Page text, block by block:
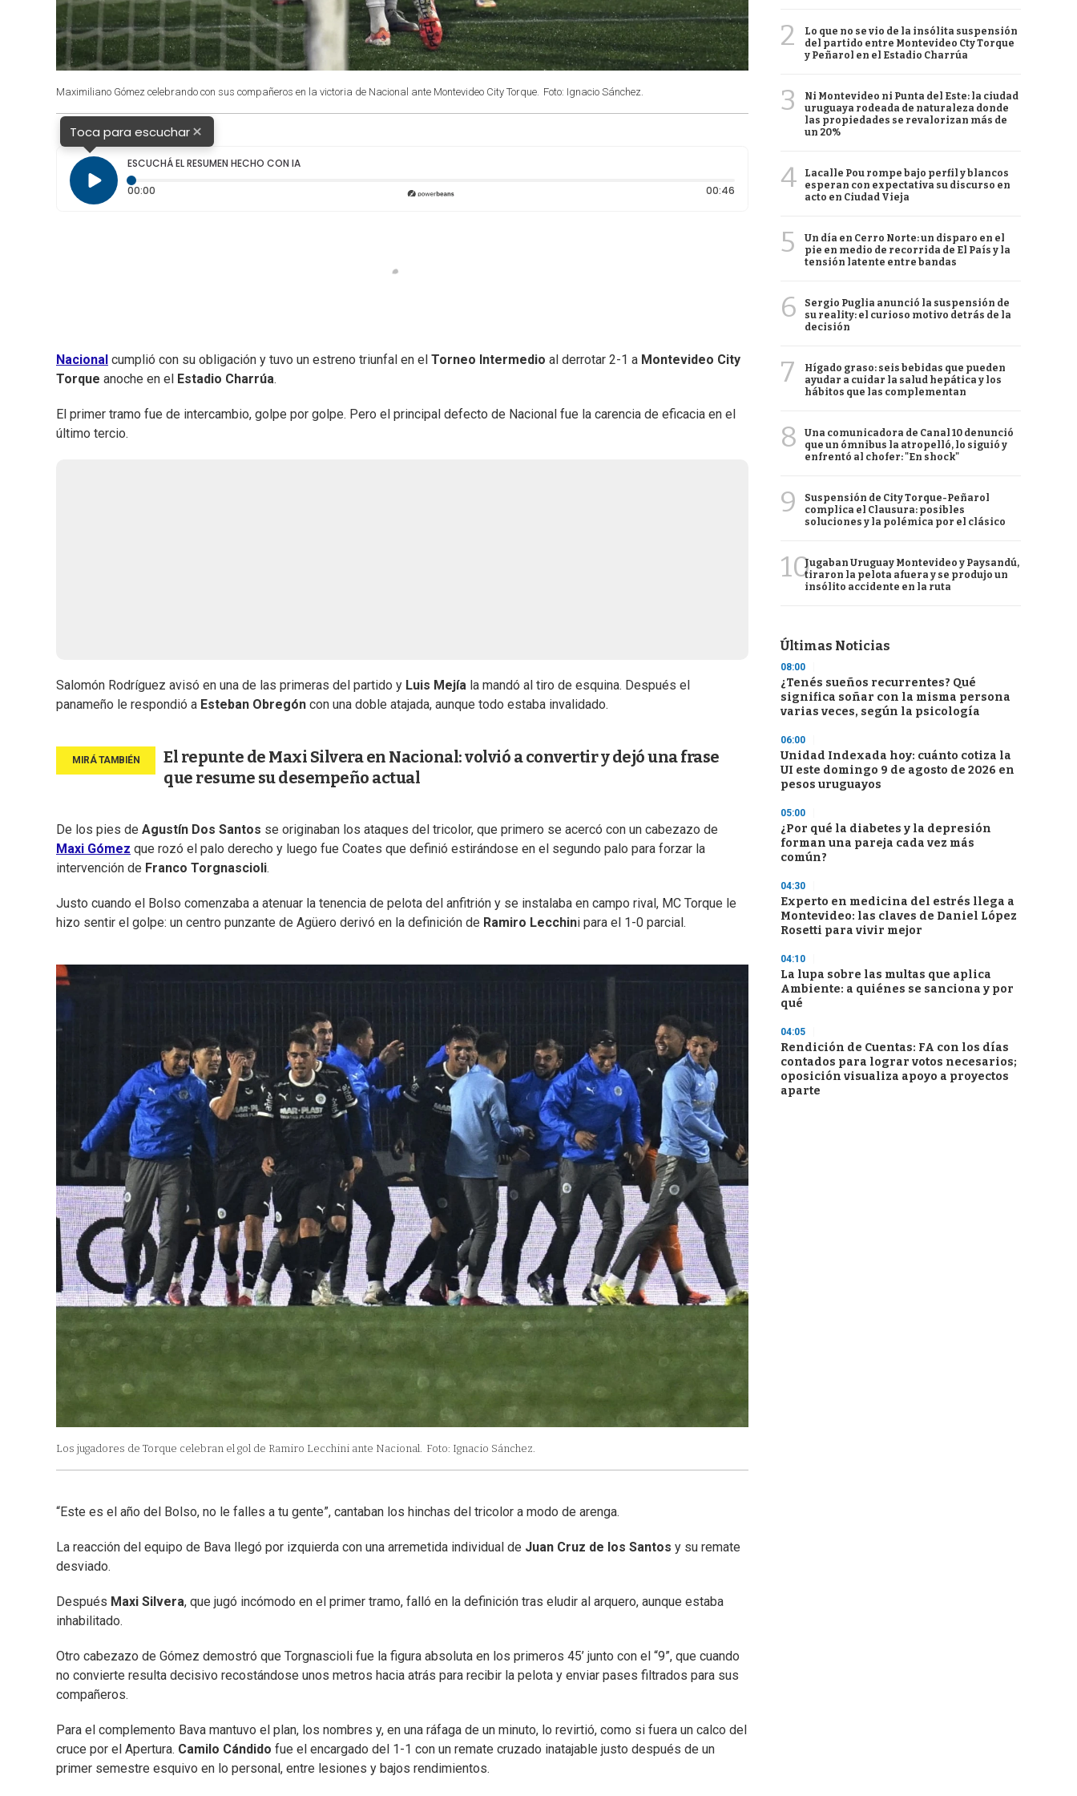
Maximiliano Gómez celebrando con sus compañeros en la victoria de Nacional ante Montevideo City Torque. Foto: Ignacio Sánchez.
Toca para escuchar×
ESCUCHÁ EL RESUMEN HECHO CON IA
00:00
00:46Duración: 46 segundos
Nacional cumplió con su obligación y tuvo un estreno triunfal en el Torneo Intermedio al derrotar 2-1 a Montevideo City
Torque anoche en el Estadio Charrúa.
El primer tramo fue de intercambio, golpe por golpe. Pero el principal defecto de Nacional fue la carencia de eficacia en el
último tercio.
Salomón Rodríguez avisó en una de las primeras del partido y Luis Mejía la mandó al tiro de esquina. Después el
panameño le respondió a Esteban Obregón con una doble atajada, aunque todo estaba invalidado.
El repunte de Maxi Silvera en Nacional: volvió a convertir y dejó una frase
que resume su desempeño actual
De los pies de Agustín Dos Santos se originaban los ataques del tricolor, que primero se acercó con un cabezazo de
Maxi Gómez que rozó el palo derecho y luego fue Coates que definió estirándose en el segundo palo para forzar la
intervención de Franco Torgnascioli.
Justo cuando el Bolso comenzaba a atenuar la tenencia de pelota del anfitrión y se instalaba en campo rival, MC Torque le
hizo sentir el golpe: un centro punzante de Agüero derivó en la definición de Ramiro Lecchini para el 1-0 parcial.
Los jugadores de Torque celebran el gol de Ramiro Lecchini ante Nacional. Foto: Ignacio Sánchez.
“Este es el año del Bolso, no le falles a tu gente”, cantaban los hinchas del tricolor a modo de arenga.
La reacción del equipo de Bava llegó por izquierda con una arremetida individual de Juan Cruz de los Santos y su remate
desviado.
Después Maxi Silvera, que jugó incómodo en el primer tramo, falló en la definición tras eludir al arquero, aunque estaba
inhabilitado.
Otro cabezazo de Gómez demostró que Torgnascioli fue la figura absoluta en los primeros 45’ junto con el “9”, que cuando
no convierte resulta decisivo recostándose unos metros hacia atrás para recibir la pelota y enviar pases filtrados para sus
compañeros.
Para el complemento Bava mantuvo el plan, los nombres y, en una ráfaga de un minuto, lo revirtió, como si fuera un calco del
cruce por el Apertura. Camilo Cándido fue el encargado del 1-1 con un remate cruzado inatajable justo después de un
primer semestre esquivo en lo personal, entre lesiones y bajos rendimientos.
2
Lo que no se vio de la insólita suspensión
del partido entre Montevideo Cty Torque
y Peñarol en el Estadio Charrúa
3
Ni Montevideo ni Punta del Este: la ciudad
uruguaya rodeada de naturaleza donde
las propiedades se revalorizan más de
un 20%
4
Lacalle Pou rompe bajo perfil y blancos
esperan con expectativa su discurso en
acto en Ciudad Vieja
5
Un día en Cerro Norte: un disparo en el
pie en medio de recorrida de El País y la
tensión latente entre bandas
6
Sergio Puglia anunció la suspensión de
su reality: el curioso motivo detrás de la
decisión
7
Hígado graso: seis bebidas que pueden
ayudar a cuidar la salud hepática y los
hábitos que las complementan
8
Una comunicadora de Canal 10 denunció
que un ómnibus la atropelló, lo siguió y
enfrentó al chofer: "En shock"
9
Suspensión de City Torque-Peñarol
complica el Clausura: posibles
soluciones y la polémica por el clásico
10Jugaban Uruguay Montevideo y Paysandú,
tiraron la pelota afuera y se produjo un
insólito accidente en la ruta
Últimas Noticias
08:00
¿Tenés sueños recurrentes? Qué
significa soñar con la misma persona
varias veces, según la psicología
06:00
Unidad Indexada hoy: cuánto cotiza la
UI este domingo 9 de agosto de 2026 en
pesos uruguayos
05:00
¿Por qué la diabetes y la depresión
forman una pareja cada vez más
común?
04:30
Experto en medicina del estrés llega a
Montevideo: las claves de Daniel López
Rosetti para vivir mejor
04:10
La lupa sobre las multas que aplica
Ambiente: a quiénes se sanciona y por
qué
04:05
Rendición de Cuentas: FA con los días
contados para lograr votos necesarios;
oposición visualiza apoyo a proyectos
aparte